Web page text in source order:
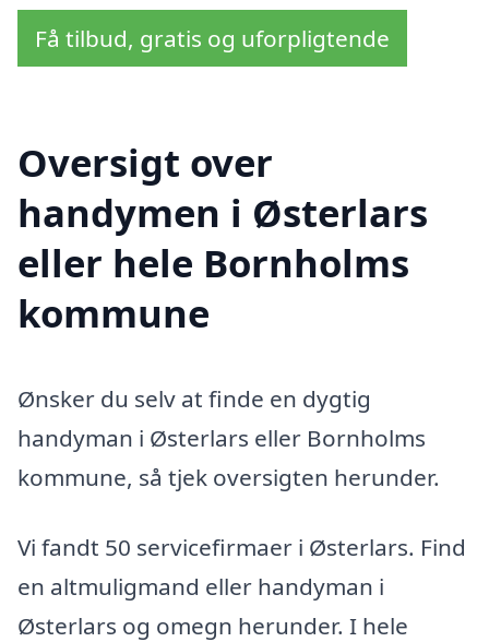
Få tilbud, gratis og uforpligtende
Oversigt over
handymen i Østerlars
eller hele Bornholms
kommune
Ønsker du selv at finde en dygtig
handyman i Østerlars eller Bornholms
kommune, så tjek oversigten herunder.
Vi fandt 50 servicefirmaer i Østerlars. Find
en altmuligmand eller handyman i
Østerlars og omegn herunder. I hele